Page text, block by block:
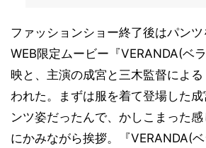
ファッションショー終了後はパン
WEB限定ムービー『VERANDA(ベ
映と、主演の成宮と三木監督によ
われた。まずは服を着て登場した
ンツ姿だったんで、かしこまった
にかみながら挨拶。『VERANDA(